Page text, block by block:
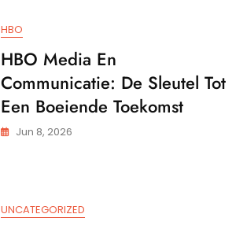
HBO
HBO Media En
Communicatie: De Sleutel Tot
Een Boeiende Toekomst
Jun 8, 2026
UNCATEGORIZED